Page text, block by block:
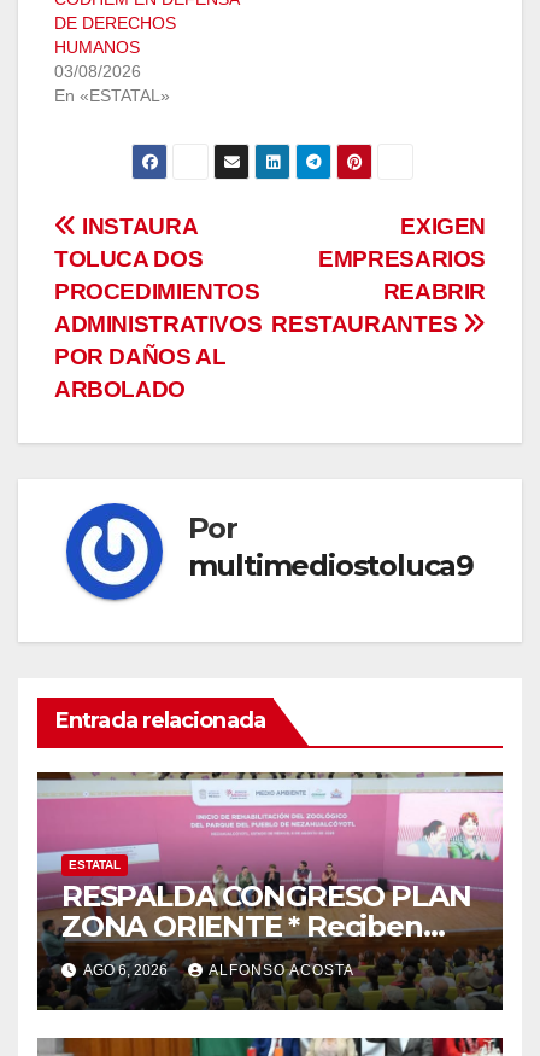
DE DERECHOS
HUMANOS
03/08/2026
En «ESTATAL»
Navegación
de
entradas
EXIGEN
EMPRESARIOS
REABRIR
RESTAURANTES
INSTAURA
TOLUCA DOS
PROCEDIMIENTOS
ADMINISTRATIVOS
POR DAÑOS AL
ARBOLADO
Por
multimediostoluca9
Entrada relacionada
ESTATAL
RESPALDA CONGRESO PLAN
ZONA ORIENTE * Reciben
reconocimiento de la
gobernadora Delfina Gómez
AGO 6, 2026 ALFONSO ACOSTA